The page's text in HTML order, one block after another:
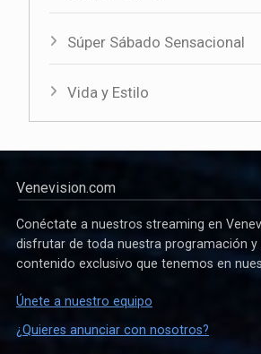
Súper Sábado Sensacional
Vida y Estilo
Venevision.com
Conéctate a nuestros streaming en
disfrutar de toda nuestra programación y
contenido exclusivo que tenemos en
Únete a nuestro equipo
¿Quieres anunciar con nosotros?